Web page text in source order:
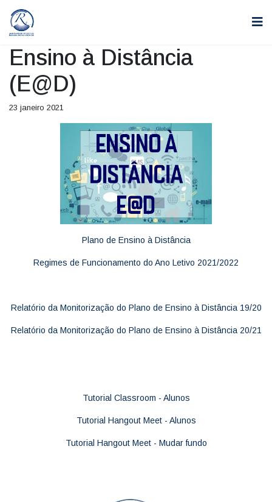
Ensino à Distância
(E@D)
23 janeiro 2021
Plano de Ensino à Distância
Regimes de Funcionamento do Ano Letivo 2021/2022
Relatório da Monitorização do Plano de Ensino à Distância 19/20
Relatório da Monitorização do Plano de Ensino à Distância 20/21
Tutorial Classroom - Alunos
Tutorial Hangout Meet - Alunos
Tutorial Hangout Meet - Mudar fundo